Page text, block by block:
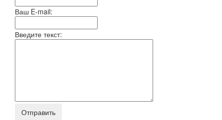
Ваш E-mail:
Введите текст: